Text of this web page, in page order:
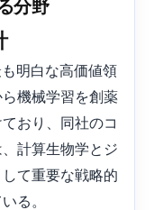
分野
明白な高価値領
機械学習を創薬
おり、同社のコ
計算生物学とジ
て重要な戦略的
る。